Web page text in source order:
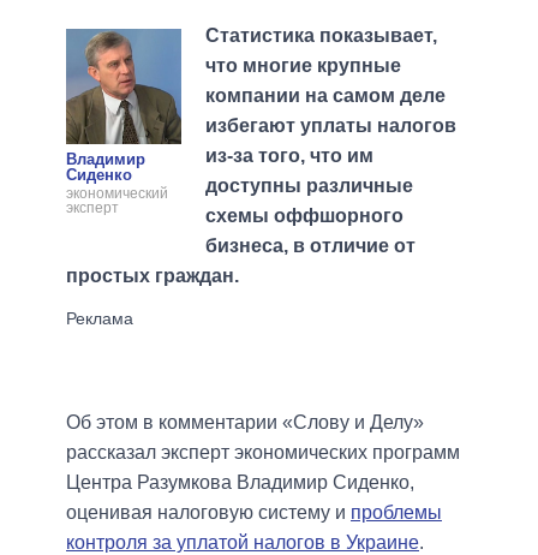
Владимир
Сиденко
экономический
эксперт
Статистика показывает,
что многие крупные
компании на самом деле
избегают уплаты налогов
из-за того, что им
доступны различные
схемы оффшорного
бизнеса, в отличие от
простых граждан.
Об этом в комментарии «Слову и Делу»
рассказал эксперт экономических программ
Центра Разумкова Владимир Сиденко,
оценивая налоговую систему и проблемы
контроля за уплатой налогов в Украине.